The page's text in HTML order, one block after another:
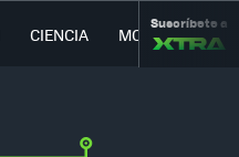
CIENCIA MOVILIDAD
Suscríbete a